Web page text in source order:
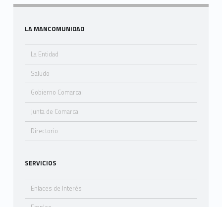
Sidebar
LA MANCOMUNIDAD
La Entidad
Saludo
Gobierno Comarcal
Junta de Comarca
Directorio
SERVICIOS
Enlaces de Interés